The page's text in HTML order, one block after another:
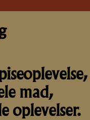
mad,
oplevelser.